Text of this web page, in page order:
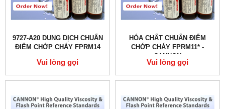
9727-A20 DUNG DỊCH CHUẨN
ĐIỂM CHỚP CHÁY FPRM14
Vui lòng gọi
HÓA CHẤT CHUẨN ĐIỂM
CHỚP CHÁY FPRM11* -
CANNON
Vui lòng gọi